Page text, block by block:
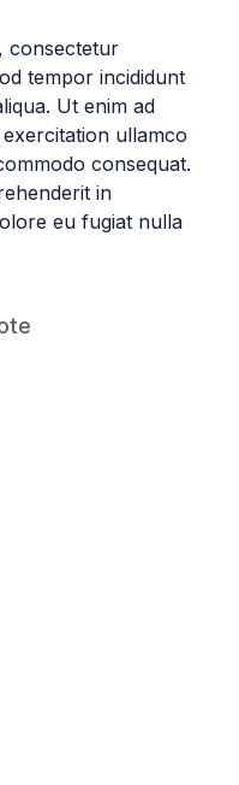
consectetur
tempor incididunt
Ut enim ad
ullamco
consequat.
in
eu fugiat nulla